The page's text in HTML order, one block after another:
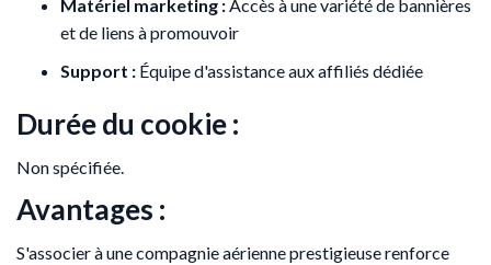
Matériel marketing :Accès à une variété de bannières
et de liens à promouvoir
Support : Équipe d'assistance aux affiliés dédiée
Durée du cookie :
Non spécifiée.
Avantages :
S'associer à une compagnie aérienne prestigieuse renforce